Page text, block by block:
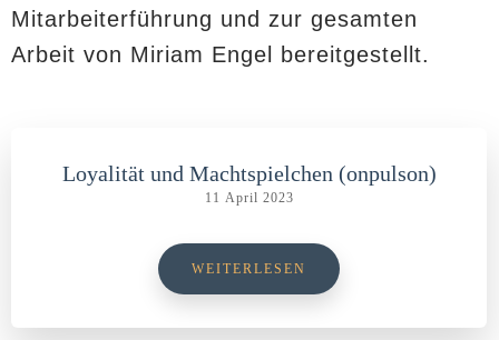
Mitarbeiterführung und zur gesamten
Arbeit von Miriam Engel bereitgestellt.
Loyalität und Machtspielchen (onpulson)
11 April 2023
WEITERLESEN